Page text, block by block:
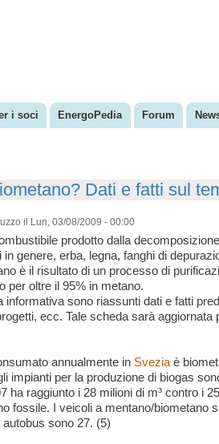
i soci EnergoPedia Forum
Dati e fatti sul
il Lun, 03/08/2009 - 00:00
prodotto dalla
in genere, erba, legna, fanghi di
è il risultato di un processo di
per oltre il 95% in metano.
informativa sono riassunti dati e fatti
ecc. Tale scheda sarà
annualmente in Sveziaè
impianti per la produzione di biogas
ha raggiunto i 28 milioni di m³ contro i
fossile. I veicoli a mentano/biometano
sono 27. (5)